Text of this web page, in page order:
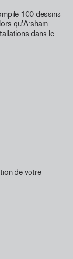
100 dessins
qu'Arsham
dans le
de votre